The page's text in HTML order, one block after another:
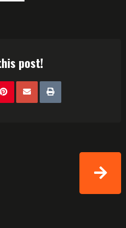
post!